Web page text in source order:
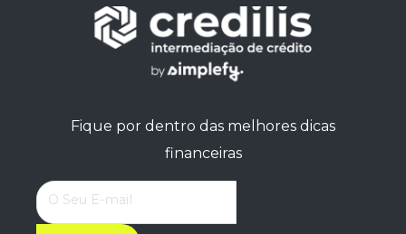
Fique por dentro das melhores dicas
financeiras